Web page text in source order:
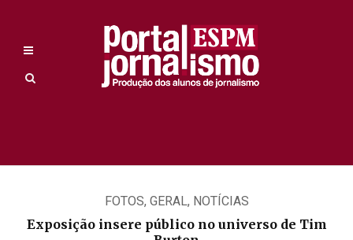
FOTOS, GERAL, NOTÍCIAS
Exposição insere público no universo de Tim